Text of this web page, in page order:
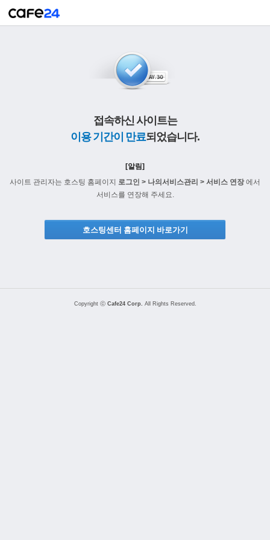
접속하신 사이트는
이용 기간이 만료되었습니다.
[알림]
사이트 관리자는 호스팅 홈페이지 로그인 > 나의서비스관리 > 서비스 연장에서
서비스를 연장해 주세요.
호스팅센터 홈페이지 바로가기
Copyright ⓒ Cafe24 Corp. All Rights Reserved.